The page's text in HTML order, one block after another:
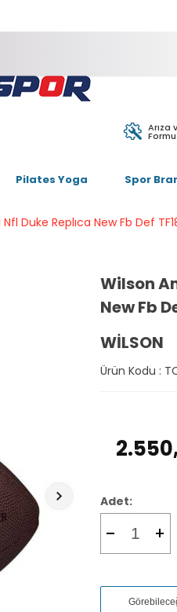
Arıza
Formu
Pilates Yoga Spor
Duke Replıca New Fb Def
Wilson
New Fb
WILSON
Ürün Kodu :
Adet: